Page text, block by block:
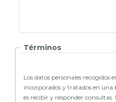
Términos
Los datos personales recogidos
incorporados y tratados en una
es recibir y responder consultas.